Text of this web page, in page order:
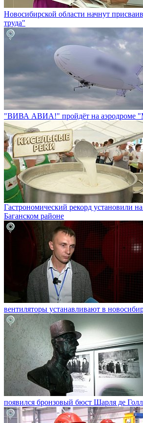
Новосибирской области начнут
труда"
"ВИВА АВИА!" пройдёт на аэродроме
Гастрономический рекорд установили
Баганском районе
вентиляторы устанавливают в
появился бронзовый бюст Шарля де